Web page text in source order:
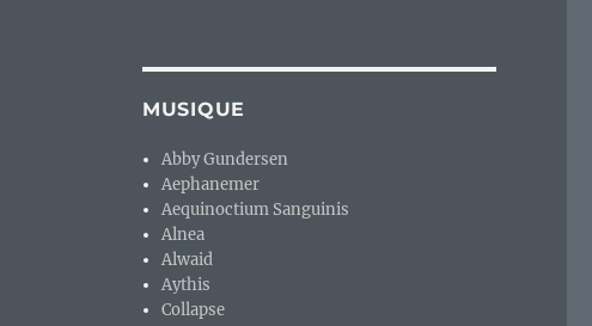
MUSIQUE
Abby Gundersen
Aephanemer
Aequinoctium Sanguinis
Alnea
Alwaid
Aythis
Collapse